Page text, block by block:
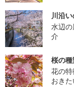
川沿
水辺
介
桜の
花の
おき